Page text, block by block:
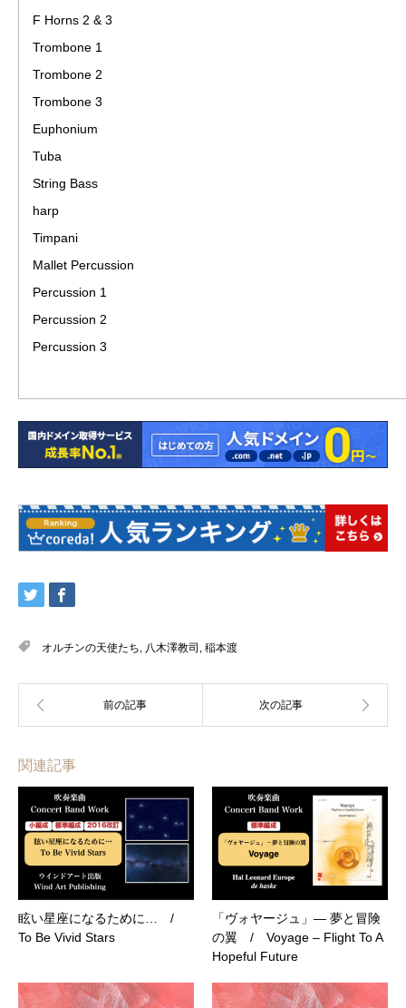
F Horns 2 & 3
Trombone 1
Trombone 2
Trombone 3
Euphonium
Tuba
String Bass
harp
Timpani
Mallet Percussion
Percussion 1
Percussion 2
Percussion 3
オルチンの天使たち, 八木澤教司 , 稲本渡
関連記事
眩い星座になるために… /
To Be Vivid Stars
「ヴォヤージュ」― 夢と冒険
の翼 / Voyage – Flight To A
Hopeful Future